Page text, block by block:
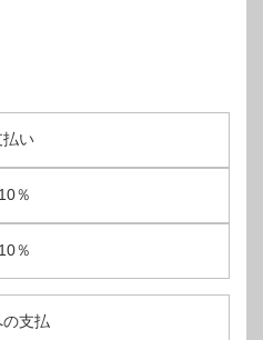
払い
10％
10％
支払